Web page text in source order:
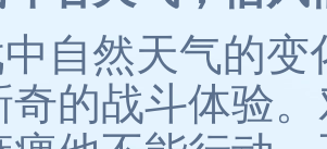
自然天气的
奇的战斗体验